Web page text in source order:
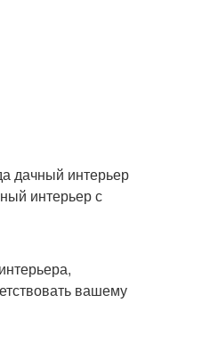
дачный интерьер
интерьер с
вашему